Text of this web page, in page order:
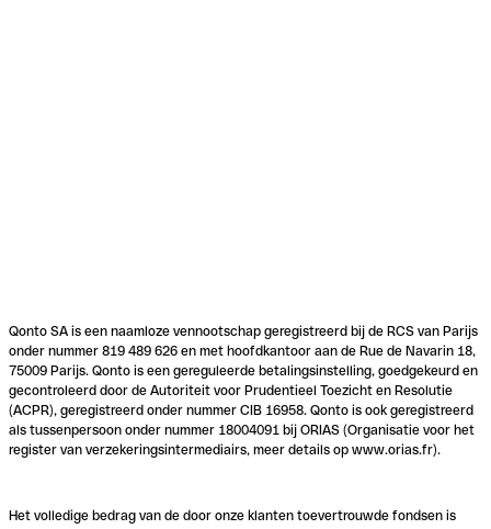
Qonto SA is een naamloze vennootschap geregistreerd bij de RCS van Parijs
onder nummer 819 489 626 en met hoofdkantoor aan de Rue de Navarin 18,
75009 Parijs. Qonto is een gereguleerde betalingsinstelling, goedgekeurd en
gecontroleerd door de Autoriteit voor Prudentieel Toezicht en Resolutie
(ACPR), geregistreerd onder nummer CIB 16958. Qonto is ook geregistreerd
als tussenpersoon onder nummer 18004091 bij ORIAS (Organisatie voor het
register van verzekeringsintermediairs, meer details op www.orias.fr).
Het volledige bedrag van de door onze klanten toevertrouwde fondsen is